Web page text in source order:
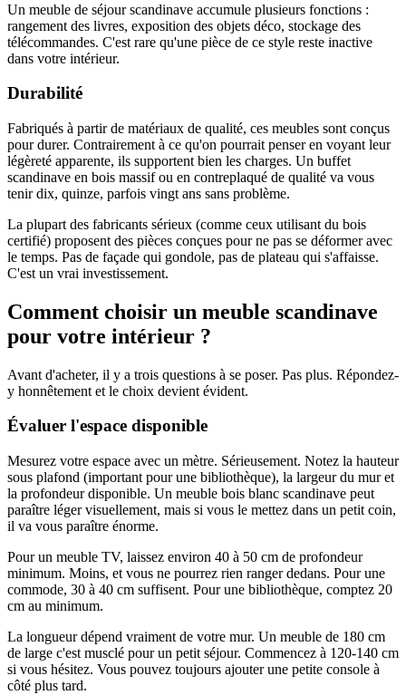
Un meuble de séjour scandinave accumule plusieurs fonctions :
rangement des livres, exposition des objets déco, stockage des
télécommandes. C'est rare qu'une pièce de ce style reste inactive
dans votre intérieur.
Durabilité
Fabriqués à partir de matériaux de qualité, ces meubles sont conçus
pour durer. Contrairement à ce qu'on pourrait penser en voyant leur
légèreté apparente, ils supportent bien les charges. Un buffet
scandinave en bois massif ou en contreplaqué de qualité va vous
tenir dix, quinze, parfois vingt ans sans problème.
La plupart des fabricants sérieux (comme ceux utilisant du bois
certifié) proposent des pièces conçues pour ne pas se déformer avec
le temps. Pas de façade qui gondole, pas de plateau qui s'affaisse.
C'est un vrai investissement.
Comment choisir un meuble scandinave
pour votre intérieur ?
Avant d'acheter, il y a trois questions à se poser. Pas plus. Répondez-
y honnêtement et le choix devient évident.
Évaluer l'espace disponible
Mesurez votre espace avec un mètre. Sérieusement. Notez la hauteur
sous plafond (important pour une bibliothèque), la largeur du mur et
la profondeur disponible. Un meuble bois blanc scandinave peut
paraître léger visuellement, mais si vous le mettez dans un petit coin,
il va vous paraître énorme.
Pour un meuble TV, laissez environ 40 à 50 cm de profondeur
minimum. Moins, et vous ne pourrez rien ranger dedans. Pour une
commode, 30 à 40 cm suffisent. Pour une bibliothèque, comptez 20
cm au minimum.
La longueur dépend vraiment de votre mur. Un meuble de 180 cm
de large c'est musclé pour un petit séjour. Commencez à 120-140 cm
si vous hésitez. Vous pouvez toujours ajouter une petite console à
côté plus tard.